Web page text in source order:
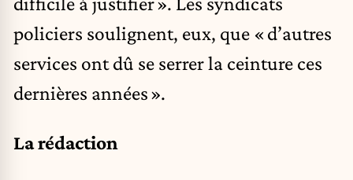
policiers soulignent, eux, que « d’autres
services ont dû se serrer la ceinture ces
dernières années ».
La rédaction